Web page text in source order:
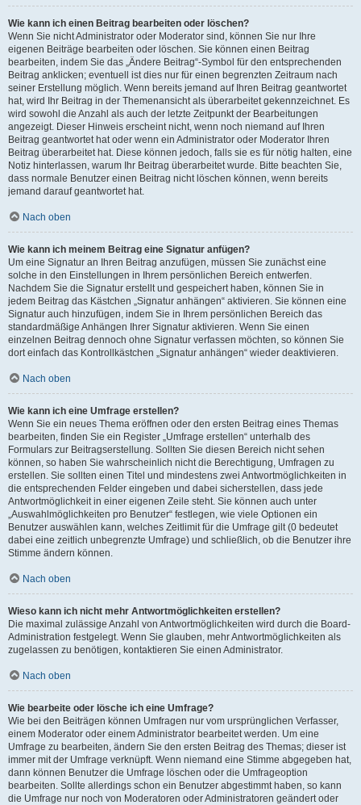
Wie kann ich einen Beitrag bearbeiten oder löschen?
Wenn Sie nicht Administrator oder Moderator sind, können Sie nur Ihre
eigenen Beiträge bearbeiten oder löschen. Sie können einen Beitrag
bearbeiten, indem Sie das „Ändere Beitrag“-Symbol für den entsprechenden
Beitrag anklicken; eventuell ist dies nur für einen begrenzten Zeitraum nach
seiner Erstellung möglich. Wenn bereits jemand auf Ihren Beitrag geantwortet
hat, wird Ihr Beitrag in der Themenansicht als überarbeitet gekennzeichnet. Es
wird sowohl die Anzahl als auch der letzte Zeitpunkt der Bearbeitungen
angezeigt. Dieser Hinweis erscheint nicht, wenn noch niemand auf Ihren
Beitrag geantwortet hat oder wenn ein Administrator oder Moderator Ihren
Beitrag überarbeitet hat. Diese können jedoch, falls sie es für nötig halten, eine
Notiz hinterlassen, warum Ihr Beitrag überarbeitet wurde. Bitte beachten Sie,
dass normale Benutzer einen Beitrag nicht löschen können, wenn bereits
jemand darauf geantwortet hat.
Nach oben
Wie kann ich meinem Beitrag eine Signatur anfügen?
Um eine Signatur an Ihren Beitrag anzufügen, müssen Sie zunächst eine
solche in den Einstellungen in Ihrem persönlichen Bereich entwerfen.
Nachdem Sie die Signatur erstellt und gespeichert haben, können Sie in
jedem Beitrag das Kästchen „Signatur anhängen“ aktivieren. Sie können eine
Signatur auch hinzufügen, indem Sie in Ihrem persönlichen Bereich das
standardmäßige Anhängen Ihrer Signatur aktivieren. Wenn Sie einen
einzelnen Beitrag dennoch ohne Signatur verfassen möchten, so können Sie
dort einfach das Kontrollkästchen „Signatur anhängen“ wieder deaktivieren.
Nach oben
Wie kann ich eine Umfrage erstellen?
Wenn Sie ein neues Thema eröffnen oder den ersten Beitrag eines Themas
bearbeiten, finden Sie ein Register „Umfrage erstellen“ unterhalb des
Formulars zur Beitragserstellung. Sollten Sie diesen Bereich nicht sehen
können, so haben Sie wahrscheinlich nicht die Berechtigung, Umfragen zu
erstellen. Sie sollten einen Titel und mindestens zwei Antwortmöglichkeiten in
die entsprechenden Felder eingeben und dabei sicherstellen, dass jede
Antwortmöglichkeit in einer eigenen Zeile steht. Sie können auch unter
„Auswahlmöglichkeiten pro Benutzer“ festlegen, wie viele Optionen ein
Benutzer auswählen kann, welches Zeitlimit für die Umfrage gilt (0 bedeutet
dabei eine zeitlich unbegrenzte Umfrage) und schließlich, ob die Benutzer ihre
Stimme ändern können.
Nach oben
Wieso kann ich nicht mehr Antwortmöglichkeiten erstellen?
Die maximal zulässige Anzahl von Antwortmöglichkeiten wird durch die Board-
Administration festgelegt. Wenn Sie glauben, mehr Antwortmöglichkeiten als
zugelassen zu benötigen, kontaktieren Sie einen Administrator.
Nach oben
Wie bearbeite oder lösche ich eine Umfrage?
Wie bei den Beiträgen können Umfragen nur vom ursprünglichen Verfasser,
einem Moderator oder einem Administrator bearbeitet werden. Um eine
Umfrage zu bearbeiten, ändern Sie den ersten Beitrag des Themas; dieser ist
immer mit der Umfrage verknüpft. Wenn niemand eine Stimme abgegeben hat,
dann können Benutzer die Umfrage löschen oder die Umfrageoption
bearbeiten. Sollte allerdings schon ein Benutzer abgestimmt haben, so kann
die Umfrage nur noch von Moderatoren oder Administratoren geändert oder